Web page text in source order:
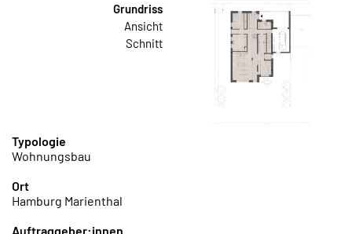
Grundriss
Ansicht
Schnitt
Typologie
Wohnungsbau
Ort
Hamburg Marienthal
Auftraggeber:innen